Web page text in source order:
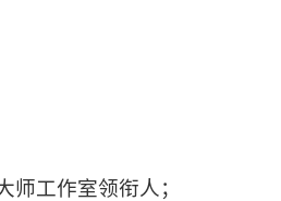
工作室领衔人；